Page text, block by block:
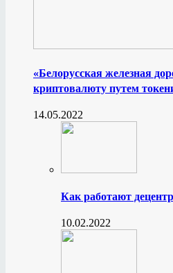
«Белорусская железная
криптовалюту путем
14.05.2022
Как работают
10.02.2022